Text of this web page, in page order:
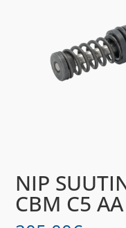
NIP
CBM C5